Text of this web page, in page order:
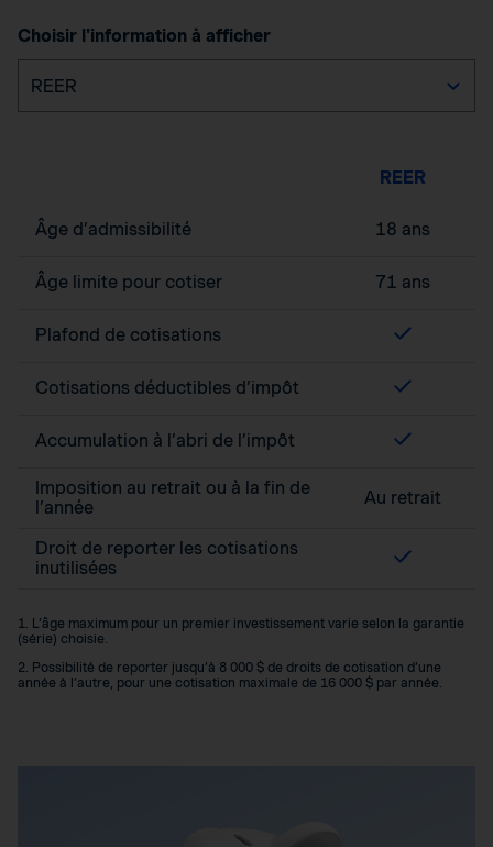
Choisir l'information à afficher
REER
Âge d’admissibilité 18 ans
Âge limite pour cotiser 71 ans
Plafond de cotisations
Cotisations déductibles d’impôt
Accumulation à l’abri de l’impôt
Imposition au retrait ou à la fin de
l’année
Au retrait
Droit de reporter les cotisations
inutilisées
1. L’âge maximum pour un premier investissement varie selon la garantie
(série) choisie.
2. Possibilité de reporter jusqu’à 8 000 $ de droits de cotisation d’une
année à l’autre, pour une cotisation maximale de 16 000 $ par année.